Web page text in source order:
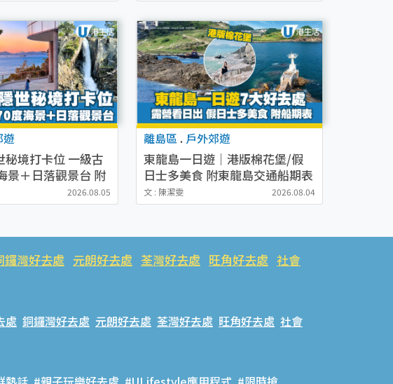
遊
秘境打卡位 一級古
景＋日落觀景台 附
2026.08.05
離島區 . 戶外郊遊
東龍島一日遊｜港版棉花堡/假
日士多美食 附東龍島交通船期表
文 : 陳潔雯 2026.08.04
鑼灣好去處 元朗好去處 荃灣好去處 旺角好去處 社會
處 銅鑼灣好去處 元朗好去處 荃灣好去處 旺角好去處 社會